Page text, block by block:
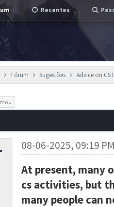
Recentes
Fórum Sugestões Advice on CS
»
08-06-2025, 09:19
At present, many
cs activities, but
many people can